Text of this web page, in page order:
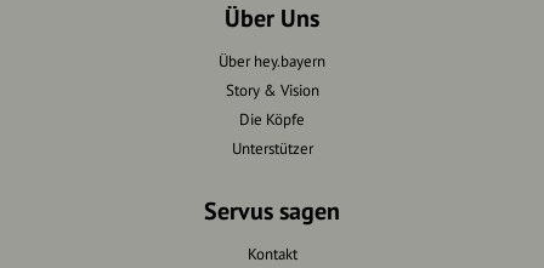
Über Uns
Über hey.bayern
Story & Vision
Die Köpfe
Unterstützer
Servus sagen
Kontakt